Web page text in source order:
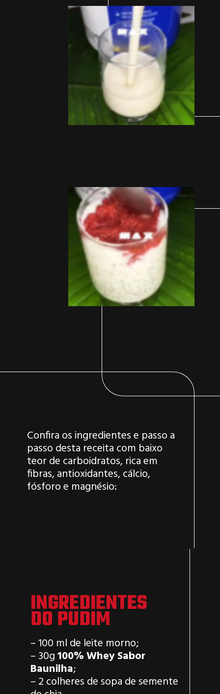
Confira os ingredientes e passo a
passo desta receita com baixo
teor de carboidratos, rica em
fibras, antioxidantes, cálcio,
fósforo e magnésio:
– 100 ml de leite morno;
– 30g100% Whey Sabor
Baunilha;
– 2 colheres de sopa de semente
INGREDIENTES
DO PUDIM